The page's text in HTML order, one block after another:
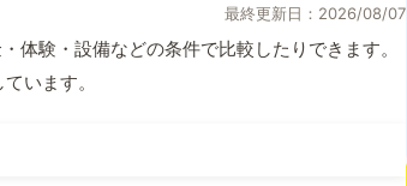
最終更新日：2026/08/07
体験・設備などの条件で比較したりできます。
います。